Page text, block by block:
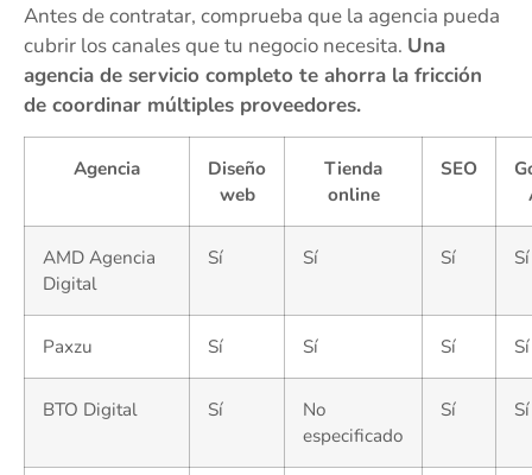
Antes de contratar, comprueba que la agencia pueda
cubrir los canales que tu negocio necesita. Una
agencia de servicio completo te ahorra la fricción
de coordinar múltiples proveedores.
Agencia
Diseño
web
Tienda
online
SEO
AMD Agencia
Digital
Sí Sí Sí Sí
Paxzu Sí Sí Sí Sí
BTO Digital Sí
No
especificado
Sí Sí